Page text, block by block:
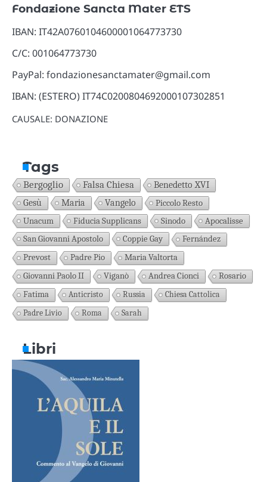
Fondazione Sancta Mater ETS
IBAN: IT42A0760104600001064773730
C/C: 001064773730
PayPal: fondazionesanctamater@gmail.com
IBAN: (ESTERO) IT74C0200804692000107302851
CAUSALE: DONAZIONE
Tags
Bergoglio Falsa Chiesa Benedetto XVI
Gesù Maria Vangelo
Piccolo Resto
Unacum
Fiducia Supplicans Sinodo
Apocalisse
San Giovanni Apostolo
Coppie Gay
Fernández
Prevost
Padre Pio
Maria Valtorta
Giovanni Paolo II
Viganò Andrea Cionci
Rosario
Fatima
Anticristo Russia
Chiesa Cattolica
Padre Livio
Roma Sarah
Libri